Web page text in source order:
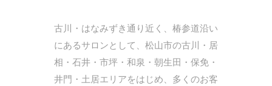
古川・はなみずき通り近く、椿参道沿い
にあるサロンとして、松山市の古川・居
相・石井・市坪・和泉・朝生田・保免・
井門・土居エリアをはじめ、多くのお客